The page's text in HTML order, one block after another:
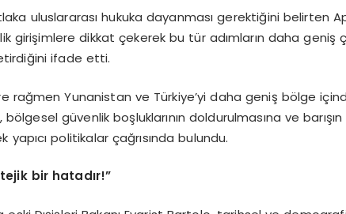
uluslararası hukuka dayanması gerektiğini belirten
girişimlere dikkat çekerek bu tür adımların daha geniş
ifade etti.
rağmen Yunanistan ve Türkiye’yi daha geniş bölge
güvenlik boşluklarının doldurulmasına ve barışın
politikalar çağrısında bulundu.
bir hatadır!”